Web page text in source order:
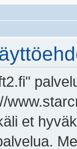
et